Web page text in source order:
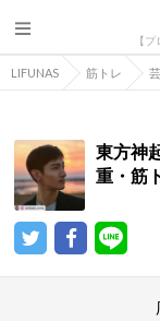
【
LIFUNAS 筋トレ
東方神
重・筋